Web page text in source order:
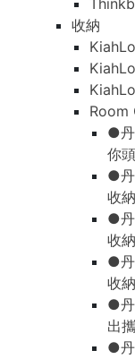
收納
Room
●丹
你
●丹
收納
●丹
收納
●丹
收納
●丹
出
●丹